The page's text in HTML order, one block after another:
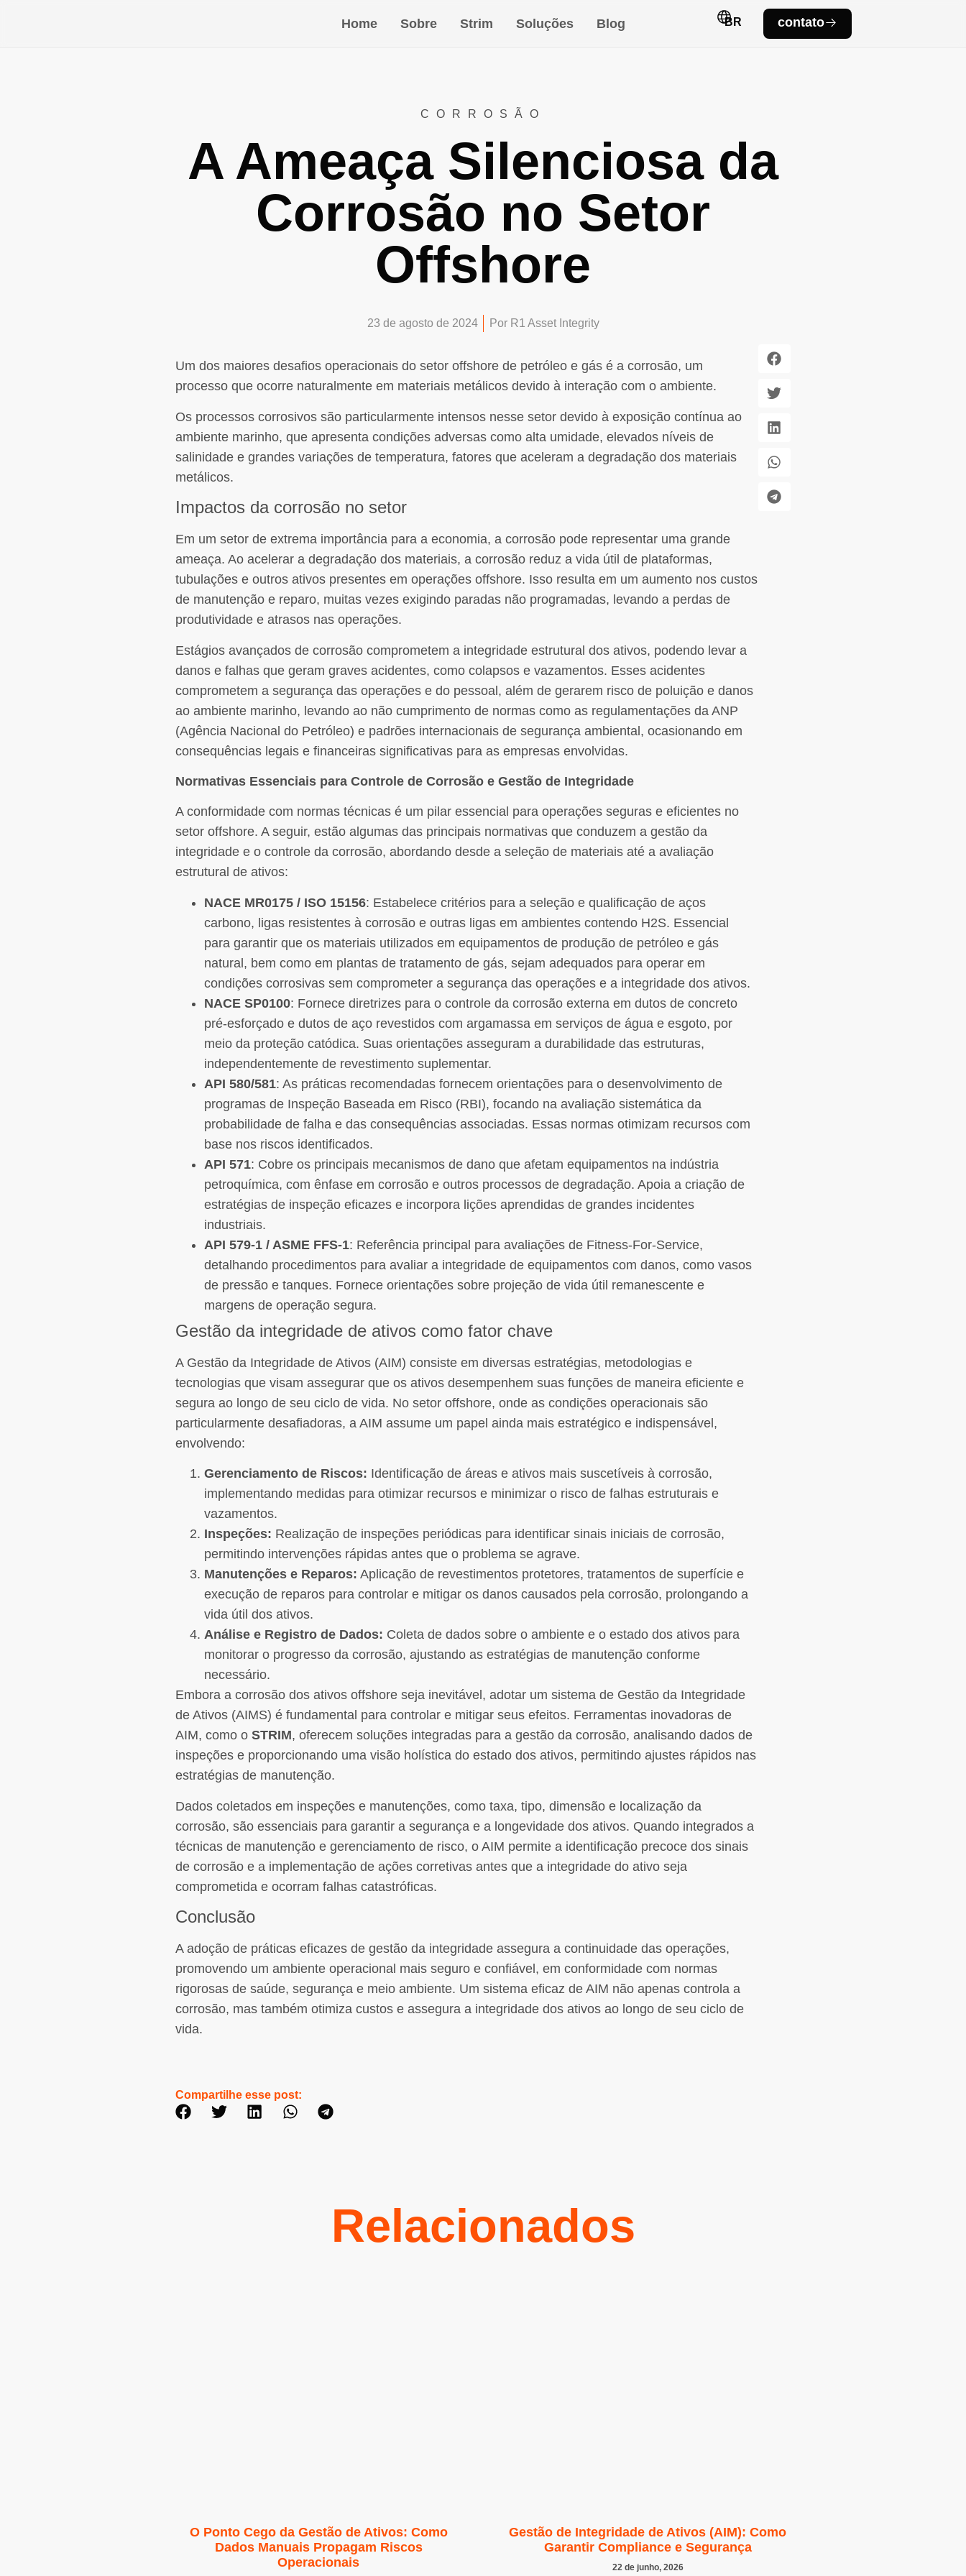
Home Sobre Strim Soluções Blog BR
EN contato
CORROSÃO
A Ameaça Silenciosa da
Corrosão no Setor
Offshore
23 de agosto de 2024 PorR1 Asset Integrity
Um dos maiores desafios operacionais do setor offshore de petróleo e gás é a corrosão, um
processo que ocorre naturalmente em materiais metálicos devido à interação com o ambiente.
Os processos corrosivos são particularmente intensos nesse setor devido à exposição contínua ao
ambiente marinho, que apresenta condições adversas como alta umidade, elevados níveis de
salinidade e grandes variações de temperatura, fatores que aceleram a degradação dos materiais
metálicos.
Impactos da corrosão no setor
Em um setor de extrema importância para a economia, a corrosão pode representar uma grande
ameaça. Ao acelerar a degradação dos materiais, a corrosão reduz a vida útil de plataformas,
tubulações e outros ativos presentes em operações offshore. Isso resulta em um aumento nos custos
de manutenção e reparo, muitas vezes exigindo paradas não programadas, levando a perdas de
produtividade e atrasos nas operações.
Estágios avançados de corrosão comprometem a integridade estrutural dos ativos, podendo levar a
danos e falhas que geram graves acidentes, como colapsos e vazamentos. Esses acidentes
comprometem a segurança das operações e do pessoal, além de gerarem risco de poluição e danos
ao ambiente marinho, levando ao não cumprimento de normas como as regulamentações da ANP
(Agência Nacional do Petróleo) e padrões internacionais de segurança ambiental, ocasionando em
consequências legais e financeiras significativas para as empresas envolvidas.
Normativas Essenciais para Controle de Corrosão e Gestão de Integridade
A conformidade com normas técnicas é um pilar essencial para operações seguras e eficientes no
setor offshore. A seguir, estão algumas das principais normativas que conduzem a gestão da
integridade e o controle da corrosão, abordando desde a seleção de materiais até a avaliação
estrutural de ativos:
NACE MR0175 / ISO 15156: Estabelece critérios para a seleção e qualificação de aços
carbono, ligas resistentes à corrosão e outras ligas em ambientes contendo H2S. Essencial
para garantir que os materiais utilizados em equipamentos de produção de petróleo e gás
natural, bem como em plantas de tratamento de gás, sejam adequados para operar em
condições corrosivas sem comprometer a segurança das operações e a integridade dos ativos.
NACE SP0100: Fornece diretrizes para o controle da corrosão externa em dutos de concreto
pré-esforçado e dutos de aço revestidos com argamassa em serviços de água e esgoto, por
meio da proteção catódica. Suas orientações asseguram a durabilidade das estruturas,
independentemente de revestimento suplementar.
API 580/581: As práticas recomendadas fornecem orientações para o desenvolvimento de
programas de Inspeção Baseada em Risco (RBI), focando na avaliação sistemática da
probabilidade de falha e das consequências associadas. Essas normas otimizam recursos com
base nos riscos identificados.
API 571: Cobre os principais mecanismos de dano que afetam equipamentos na indústria
petroquímica, com ênfase em corrosão e outros processos de degradação. Apoia a criação de
estratégias de inspeção eficazes e incorpora lições aprendidas de grandes incidentes
industriais.
API 579-1 / ASME FFS-1: Referência principal para avaliações de Fitness-For-Service,
detalhando procedimentos para avaliar a integridade de equipamentos com danos, como vasos
de pressão e tanques. Fornece orientações sobre projeção de vida útil remanescente e
margens de operação segura.
Gestão da integridade de ativos como fator chave
A Gestão da Integridade de Ativos (AIM) consiste em diversas estratégias, metodologias e
tecnologias que visam assegurar que os ativos desempenhem suas funções de maneira eficiente e
segura ao longo de seu ciclo de vida. No setor offshore, onde as condições operacionais são
particularmente desafiadoras, a AIM assume um papel ainda mais estratégico e indispensável,
envolvendo:
Gerenciamento de Riscos: Identificação de áreas e ativos mais suscetíveis à corrosão,
implementando medidas para otimizar recursos e minimizar o risco de falhas estruturais e
vazamentos.
Inspeções: Realização de inspeções periódicas para identificar sinais iniciais de corrosão,
permitindo intervenções rápidas antes que o problema se agrave.
Manutenções e Reparos: Aplicação de revestimentos protetores, tratamentos de superfície e
execução de reparos para controlar e mitigar os danos causados pela corrosão, prolongando a
vida útil dos ativos.
Análise e Registro de Dados: Coleta de dados sobre o ambiente e o estado dos ativos para
monitorar o progresso da corrosão, ajustando as estratégias de manutenção conforme
necessário.
Embora a corrosão dos ativos offshore seja inevitável, adotar um sistema de Gestão da Integridade
de Ativos (AIMS) é fundamental para controlar e mitigar seus efeitos. Ferramentas inovadoras de
AIM, como o STRIM, oferecem soluções integradas para a gestão da corrosão, analisando dados de
inspeções e proporcionando uma visão holística do estado dos ativos, permitindo ajustes rápidos nas
estratégias de manutenção.
Dados coletados em inspeções e manutenções, como taxa, tipo, dimensão e localização da
corrosão, são essenciais para garantir a segurança e a longevidade dos ativos. Quando integrados a
técnicas de manutenção e gerenciamento de risco, o AIM permite a identificação precoce dos sinais
de corrosão e a implementação de ações corretivas antes que a integridade do ativo seja
comprometida e ocorram falhas catastróficas.
Conclusão
A adoção de práticas eficazes de gestão da integridade assegura a continuidade das operações,
promovendo um ambiente operacional mais seguro e confiável, em conformidade com normas
rigorosas de saúde, segurança e meio ambiente. Um sistema eficaz de AIM não apenas controla a
corrosão, mas também otimiza custos e assegura a integridade dos ativos ao longo de seu ciclo de
vida.
Compartilhe esse post:
Relacionados
O Ponto Cego da Gestão de Ativos: Como
Dados Manuais Propagam Riscos
Operacionais
Gestão de Integridade de Ativos (AIM): Como
Garantir Compliance e Segurança
22 de junho, 2026